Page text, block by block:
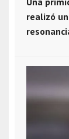
realizó